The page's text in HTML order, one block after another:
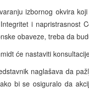
izbornog okvira
i napristrasnost
obaveze, treba da
će nastaviti
naglašava da
bi se osiguralo da